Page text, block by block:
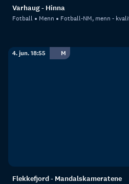
Varhaug - Hinna
Fotball Menn Fotball-NM, menn -
4. jun. 18:55 M
Flekkefjord - Mandalskameratene